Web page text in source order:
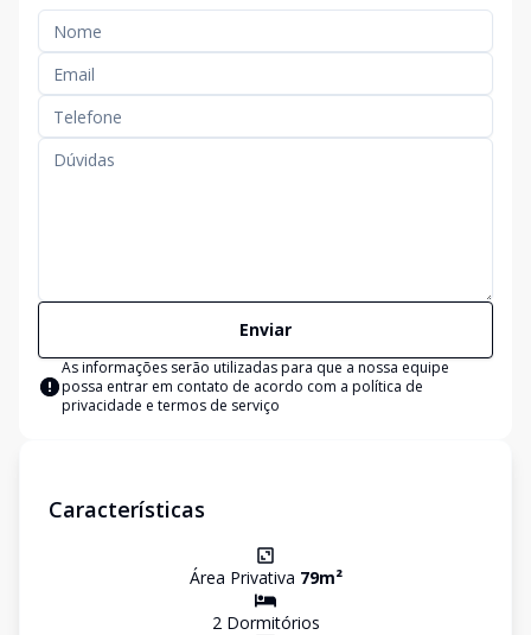
Enviar
As informações serão utilizadas para que a nossa equipe
possa entrar em contato de acordo com a política de
privacidade e termos de serviço
Características
Área Privativa 79m²
2Dormitórios